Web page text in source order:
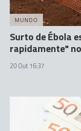
MUNDO
Surto de Ébola
rapidamente"
20 Out 16:37